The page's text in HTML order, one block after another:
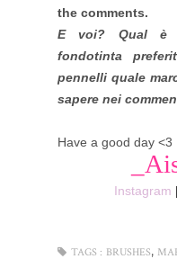
the comments.
E voi? Qual è
fondotinta
pennelli quale
sapere nei
Have a good day <3
Instagram |
TAGS : BRUSHES,